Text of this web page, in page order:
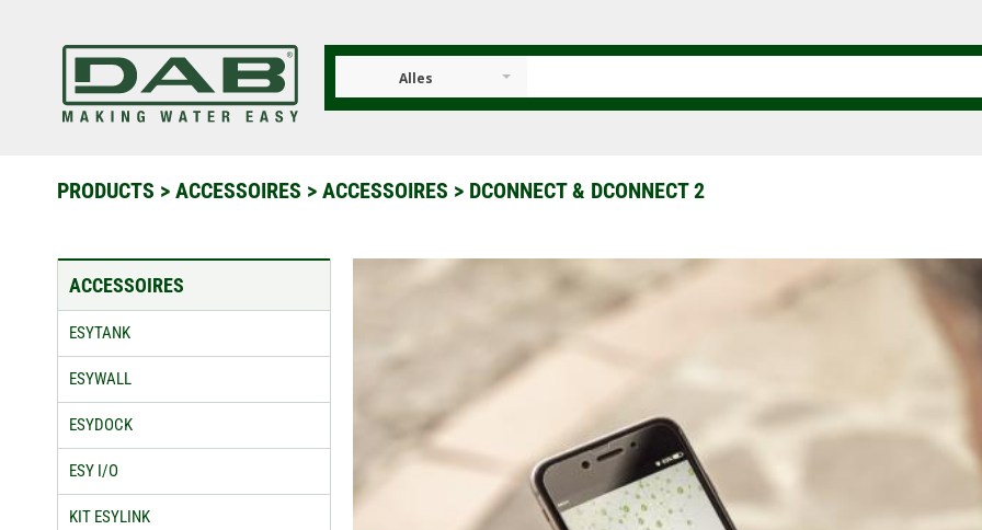
Alles
PRODUCTS > ACCESSOIRES > ACCESSOIRES > DCONNECT & DCONNECT 2
ACCESSOIRES
ESYTANK
ESYWALL
ESYDOCK
ESY I/O
KIT ESYLINK